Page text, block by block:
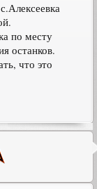
по месту
останков.
что это